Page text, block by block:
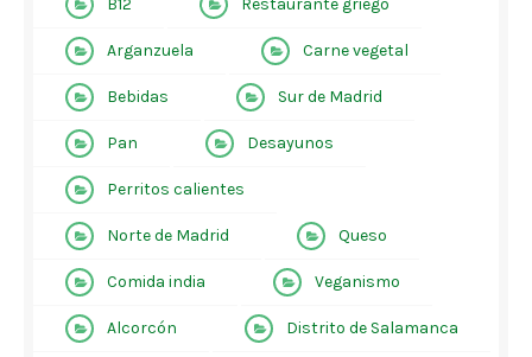
B12 Restaurante griego
Arganzuela Carne vegetal
Bebidas Sur de Madrid
Pan Desayunos
Perritos calientes
Norte de Madrid Queso
Comida india Veganismo
Alcorcón Distrito de Salamanca